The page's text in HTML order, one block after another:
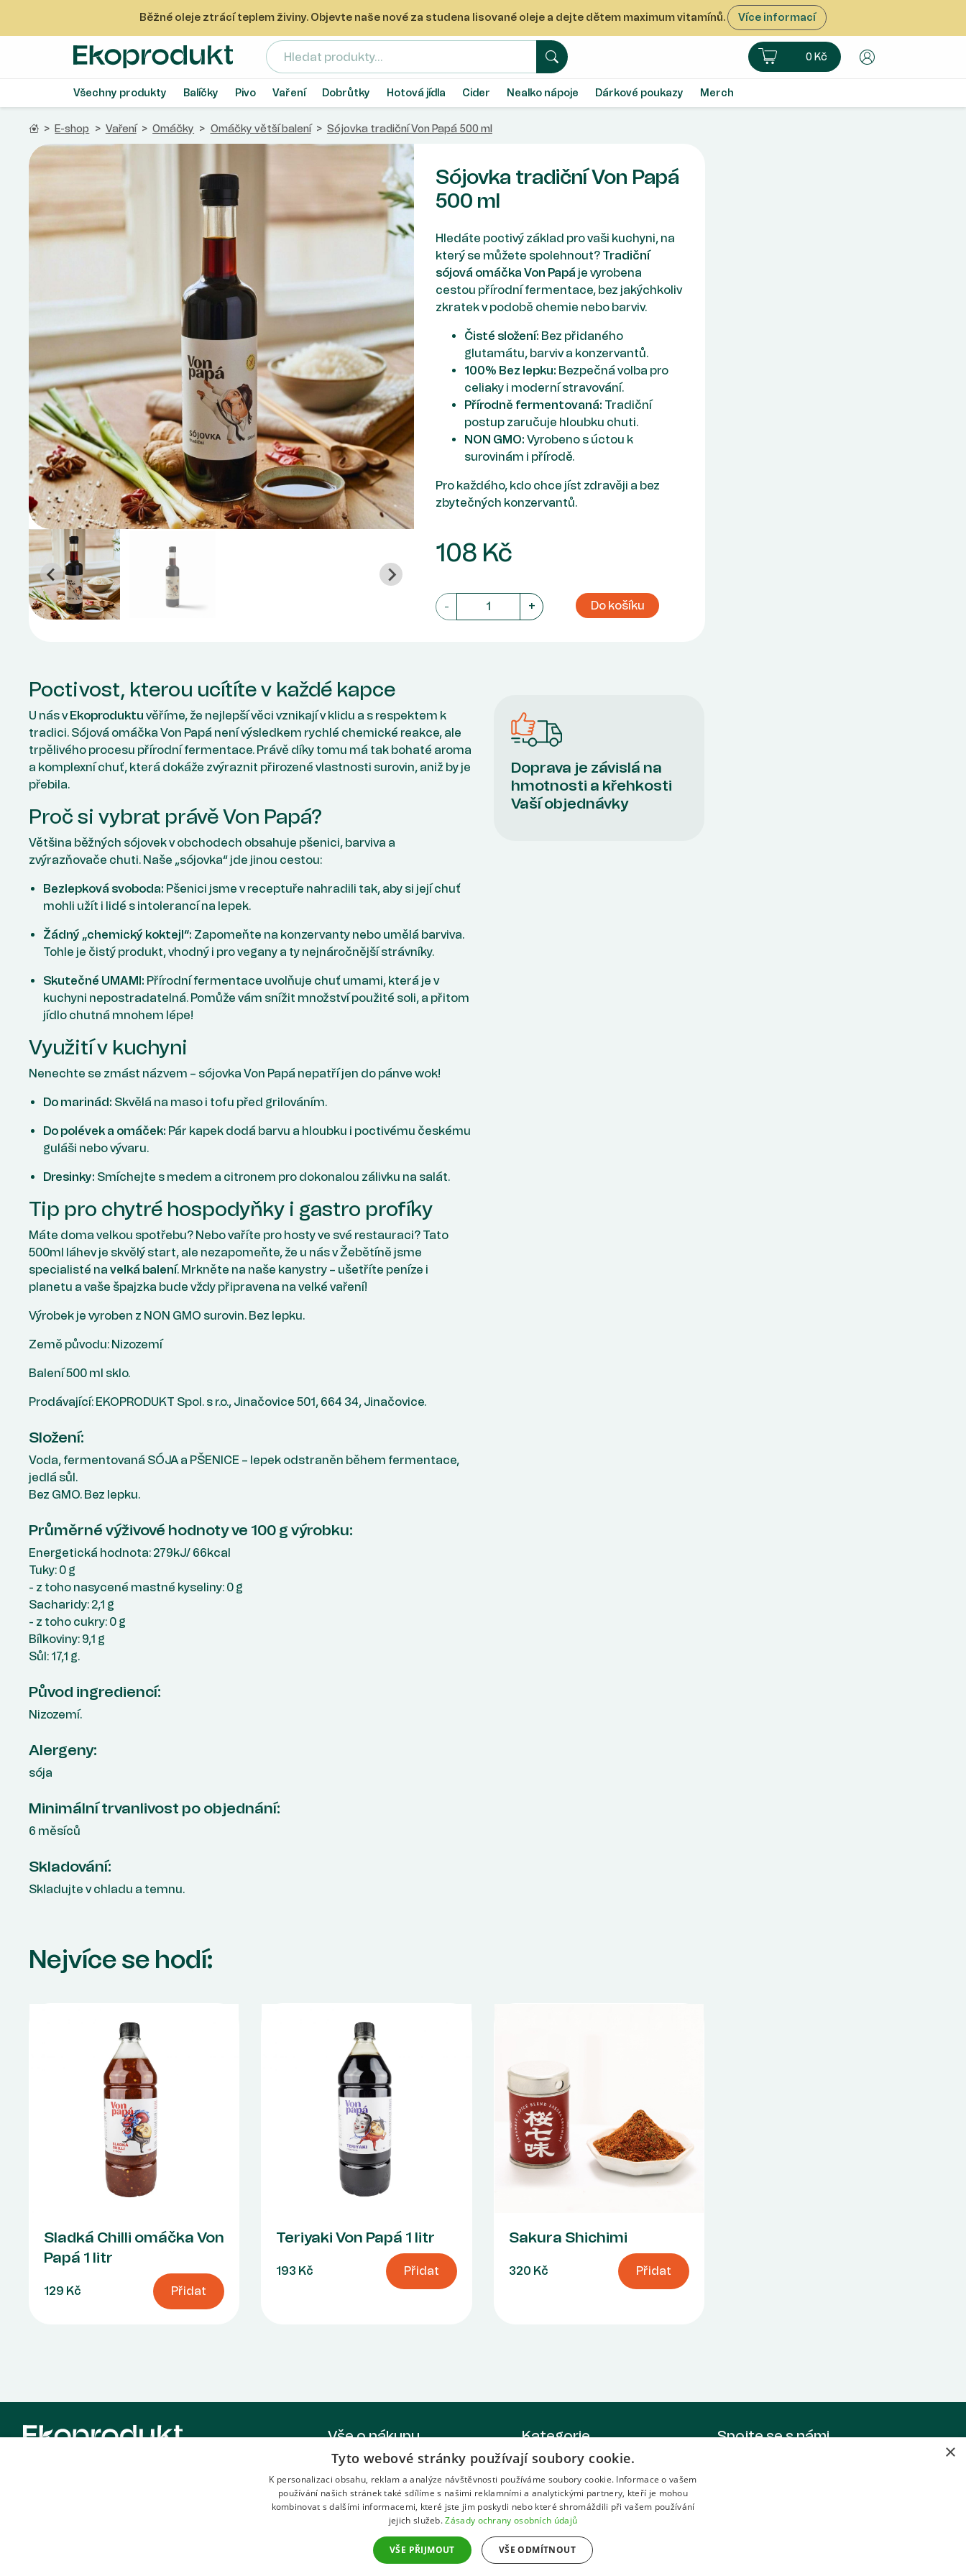
Běžné oleje ztrácí teplem živiny. Objevte naše nové za studena lisované oleje a dejte dětem maximum vitamínů. Více informací
Ekoprodukt e-shop Hledat
Košík0 Kč Uživatelský účet
Všechny produkty Balíčky Pivo Vaření Dobrůtky Hotová jídla Cider Nealko nápoje Dárkové poukazy Merch
Domů
> E-shop > Vaření > Omáčky > Omáčky větší balení > Sójovka tradiční Von Papá 500 ml
Sójovka tradiční Von Papá
500 ml
Hledáte poctivý základ pro vaši kuchyni, na
který se můžete spolehnout? Tradiční
sójová omáčka Von Papá je vyrobena
cestou přírodní fermentace, bez jakýchkoliv
zkratek v podobě chemie nebo barviv.
Čisté složení: Bez přidaného
glutamátu, barviv a konzervantů.
100% Bez lepku: Bezpečná volba pro
celiaky i moderní stravování.
Přírodně fermentovaná: Tradiční
postup zaručuje hloubku chuti.
NON GMO: Vyrobeno s úctou k
surovinám i přírodě.
Pro každého, kdo chce jíst zdravěji a bez
zbytečných konzervantů.
108 Kč
- + Do košíku
Poctivost, kterou ucítíte v každé kapce
U nás vEkoproduktu věříme, že nejlepší věci vznikají v klidu a s respektem k
tradici. Sójová omáčka Von Papá není výsledkem rychlé chemické reakce, ale
trpělivého procesu přírodní fermentace. Právě díky tomu má tak bohaté aroma
a komplexní chuť, která dokáže zvýraznit přirozené vlastnosti surovin, aniž by je
přebila.
Proč si vybrat právě Von Papá?
Většina běžných sójovek v obchodech obsahuje pšenici, barviva a
zvýrazňovače chuti. Naše „sójovka“ jde jinou cestou:
Bezlepková svoboda: Pšenici jsme v receptuře nahradili tak, aby si její chuť
mohli užít i lidé s intolerancí na lepek.
Žádný „chemický koktejl“: Zapomeňte na konzervanty nebo umělá barviva.
Tohle je čistý produkt, vhodný i pro vegany a ty nejnáročnější strávníky.
Skutečné UMAMI: Přírodní fermentace uvolňuje chuť umami, která je v
kuchyni nepostradatelná. Pomůže vám snížit množství použité soli, a přitom
jídlo chutná mnohem lépe!
Využití v kuchyni
Nenechte se zmást názvem – sójovka Von Papá nepatří jen do pánve wok!
Do marinád: Skvělá na maso i tofu před grilováním.
Do polévek a omáček: Pár kapek dodá barvu a hloubku i poctivému českému
guláši nebo vývaru.
Dresinky: Smíchejte s medem a citronem pro dokonalou zálivku na salát.
Tip pro chytré hospodyňky i gastro profíky
Máte doma velkou spotřebu? Nebo vaříte pro hosty ve své restauraci? Tato
500ml láhev je skvělý start, ale nezapomeňte, že u nás v Žebětíně jsme
specialisté na velká balení. Mrkněte na naše kanystry – ušetříte peníze i
planetu a vaše špajzka bude vždy připravena na velké vaření!
Výrobek je vyroben z NON GMO surovin. Bez lepku.
Země původu: Nizozemí
Balení 500 ml sklo.
Prodávající: EKOPRODUKT Spol. s r.o., Jinačovice 501, 664 34, Jinačovice.
Složení:
Voda, fermentovaná SÓJA a PŠENICE – lepek odstraněn během fermentace,
jedlá sůl.
Bez GMO. Bez lepku.
Průměrné výživové hodnoty ve 100 g výrobku:
Energetická hodnota: 279kJ/ 66kcal
Tuky: 0 g
- z toho nasycené mastné kyseliny: 0 g
Sacharidy: 2,1 g
- z toho cukry: 0 g
Bílkoviny: 9,1 g
Sůl: 17,1 g.
Původ ingrediencí:
Nizozemí.
Alergeny:
sója
Minimální trvanlivost po objednání:
6 měsíců
Skladování:
Skladujte v chladu a temnu.
Doprava je závislá na
hmotnosti a křehkosti
Vaší objednávky
Nejvíce se hodí:
Sladká Chilli omáčka Von
Papá 1 litr
129 Kč Přidat
Teriyaki Von Papá 1 litr
193 Kč Přidat
Sakura Shichimi
320 Kč Přidat
Vznikli jsme s jasným poselstvím. Vytvářet produkty,
které vám udělají radost. Oslní vás svou chutí, pobaví
svým příběhem a přinesou vám i něco navíc. Naše
Vše o nákupu
O společnosti
Obchodní podmínky
Ochrana osobních údajů
Kategorie
Ekoprodukt
Von Papá
Pivovar Richard
Cider od Richarda
Pivovarská restaurace
Spojte se s námi
×
Tyto webové stránky používají soubory cookie.
K personalizaci obsahu, reklam a analýze návštěvnosti používáme soubory cookie. Informace o vašem
používání našich stránek také sdílíme s našimi reklamními a analytickými partnery, kteří je mohou
kombinovat s dalšími informacemi, které jste jim poskytli nebo které shromáždili při vašem používání
jejich služeb.Zásady ochrany osobních údajů
VŠE PŘIJMOUT VŠE ODMÍTNOUT